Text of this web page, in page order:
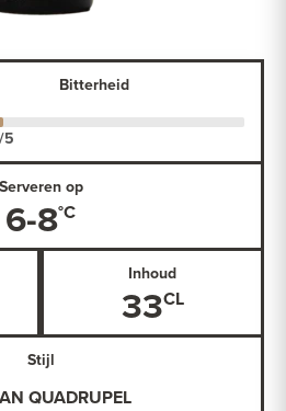
Bitterheid
Serveren op
6-8
Inhoud
33
Stijl
QUADRUPEL